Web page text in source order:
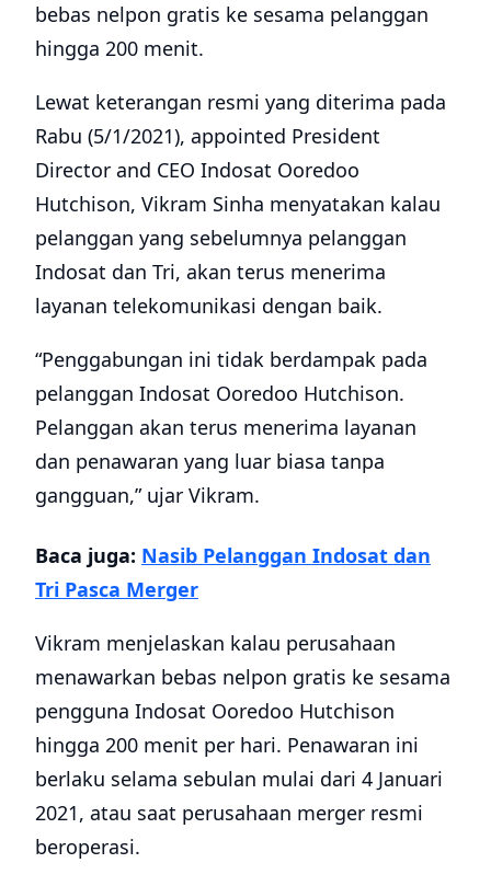
bebas nelpon gratis ke sesama pelanggan
hingga 200 menit.
Lewat keterangan resmi yang diterima pada
Rabu (5/1/2021), appointed President
Director and CEO Indosat Ooredoo
Hutchison, Vikram Sinha menyatakan kalau
pelanggan yang sebelumnya pelanggan
Indosat dan Tri, akan terus menerima
layanan telekomunikasi dengan baik.
“Penggabungan ini tidak berdampak pada
pelanggan Indosat Ooredoo Hutchison.
Pelanggan akan terus menerima layanan
dan penawaran yang luar biasa tanpa
gangguan,” ujar Vikram.
Baca juga: Nasib Pelanggan Indosat dan
Tri Pasca Merger
Vikram menjelaskan kalau perusahaan
menawarkan bebas nelpon gratis ke sesama
pengguna Indosat Ooredoo Hutchison
hingga 200 menit per hari. Penawaran ini
berlaku selama sebulan mulai dari 4 Januari
2021, atau saat perusahaan merger resmi
beroperasi.